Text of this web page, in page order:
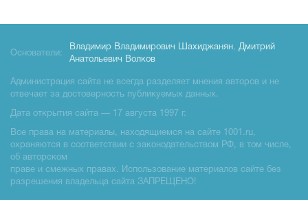
Основатели:
Владимир Владимирович Шахиджанян, Дмитрий
Анатольевич Волков
Администрация сайта не всегда разделяет мнения авторов и не
отвечает за достоверность публикуемых данных.
Дата открытия сайта — 17 августа 1997 г.
Все права на материалы, находящиемся на сайте 1001.ru,
охраняются в соответствии с законодательством РФ, в том числе,
об авторском
праве и смежных правах. Использование материалов сайте без
разрешения владельца сайта ЗАПРЕЩЕНО!